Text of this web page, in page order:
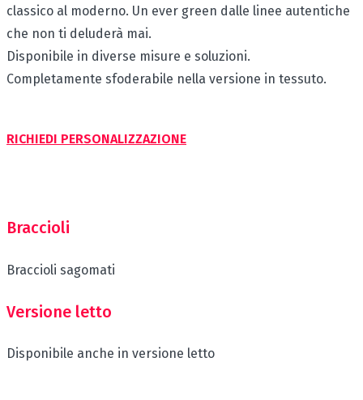
classico al moderno. Un ever green dalle linee autentiche
che non ti deluderà mai.
Disponibile in diverse misure e soluzioni.
Completamente sfoderabile nella versione in tessuto.
RICHIEDI PERSONALIZZAZIONE
Braccioli
Braccioli sagomati
Versione letto
Disponibile anche in versione letto